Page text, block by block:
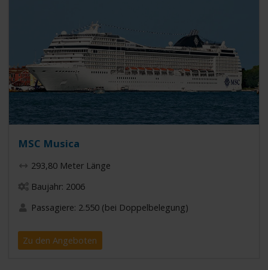
MSC Musica
293,80 Meter Länge
Baujahr: 2006
Passagiere: 2.550 (bei Doppelbelegung)
Zu den Angeboten